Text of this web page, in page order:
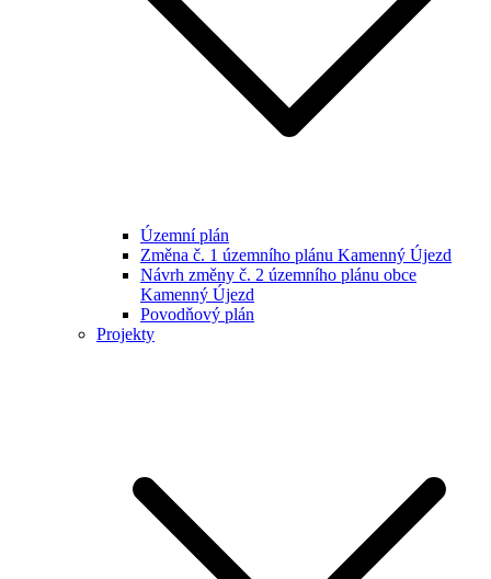
Územní plán
Změna č. 1 územního plánu Kamenný Újezd
Návrh změny č. 2 územního plánu obce
Kamenný Újezd
Povodňový plán
Projekty